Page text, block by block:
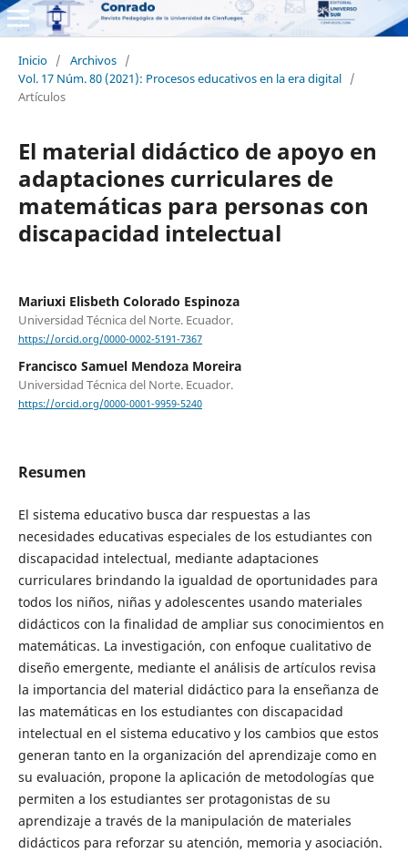
Inicio / Archivos /
Vol. 17 Núm. 80 (2021): Procesos educativos en la era digital /
Artículos
El material didáctico de apoyo en
adaptaciones curriculares de
matemáticas para personas con
discapacidad intelectual
Mariuxi Elisbeth Colorado Espinoza
Universidad Técnica del Norte. Ecuador.
https://orcid.org/0000-0002-5191-7367
Francisco Samuel Mendoza Moreira
Universidad Técnica del Norte. Ecuador.
https://orcid.org/0000-0001-9959-5240
Resumen
El sistema educativo busca dar respuestas a las
necesidades educativas especiales de los estudiantes con
discapacidad intelectual, mediante adaptaciones
curriculares brindando la igualdad de oportunidades para
todos los niños, niñas y adolescentes usando materiales
didácticos con la finalidad de ampliar sus conocimientos en
matemáticas. La investigación, con enfoque cualitativo de
diseño emergente, mediante el análisis de artículos revisa
la importancia del material didáctico para la enseñanza de
las matemáticas en los estudiantes con discapacidad
intelectual en el sistema educativo y los cambios que estos
generan tanto en la organización del aprendizaje como en
su evaluación, propone la aplicación de metodologías que
permiten a los estudiantes ser protagonistas de su
aprendizaje a través de la manipulación de materiales
didácticos para reforzar su atención, memoria y asociación.